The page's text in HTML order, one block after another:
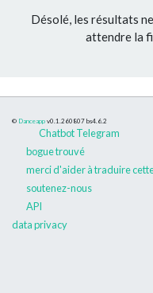
Désolé, les résultats
attendre la
© Danceapp v0.1.260807 bs4.6.2
Chatbot Telegram
bogue trouvé
merci d'aider à traduire
soutenez-nous
API
data privacy